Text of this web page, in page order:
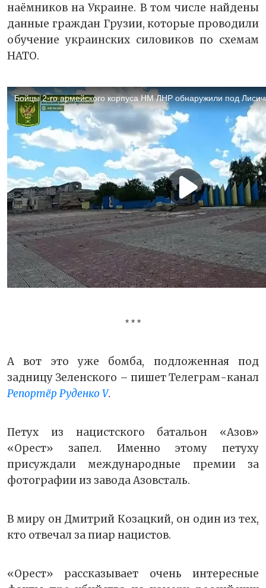
наёмников на Украине. В том числе найдены
данные граждан Грузии, которые проводили
обучение украинских силовиков по схемам
НАТО.
* * *
А вот это уже бомба, подложенная под
задницу Зеленского – пишет Телеграм-канал
Репортёр Руденко V.
Петух из нацистского батальон «Азов»
«Орест» запел. Именно этому петуху
присуждали международные премии за
фотографии из завода Азовсталь.
В миру он Дмитрий Козацкий, он один из тех,
кто отвечал за пиар нацистов.
«Орест» рассказывает очень интересные